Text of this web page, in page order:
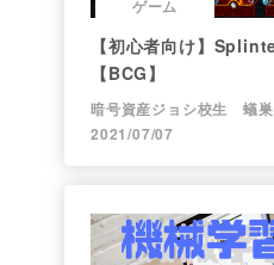
ゲーム
【初心者向け】
【BCG】
暗号資産ジョシ校生 蟻巣
2021/07/07